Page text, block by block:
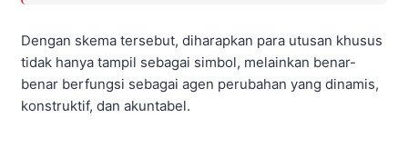
Dengan skema tersebut, diharapkan para utusan khusus
tidak hanya tampil sebagai simbol, melainkan benar-
benar berfungsi sebagai agen perubahan yang dinamis,
konstruktif, dan akuntabel.